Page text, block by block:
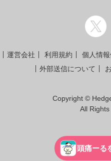
頭痛ーる
運営会社 利用規約 個人情
外部送信について
Copyright ©
All